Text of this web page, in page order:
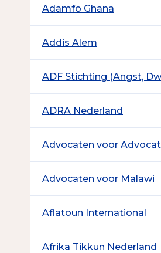
Adamfo Ghana
Addis Alem
ADF Stichting (Angst,
ADRA Nederland
Advocaten voor
Advocaten voor Malawi
Aflatoun International
Afrika Tikkun Nederland